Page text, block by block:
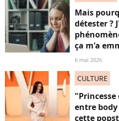
Mais
détester ?
ça m'a
6 mai 2026
CULTURE
entre body
cette